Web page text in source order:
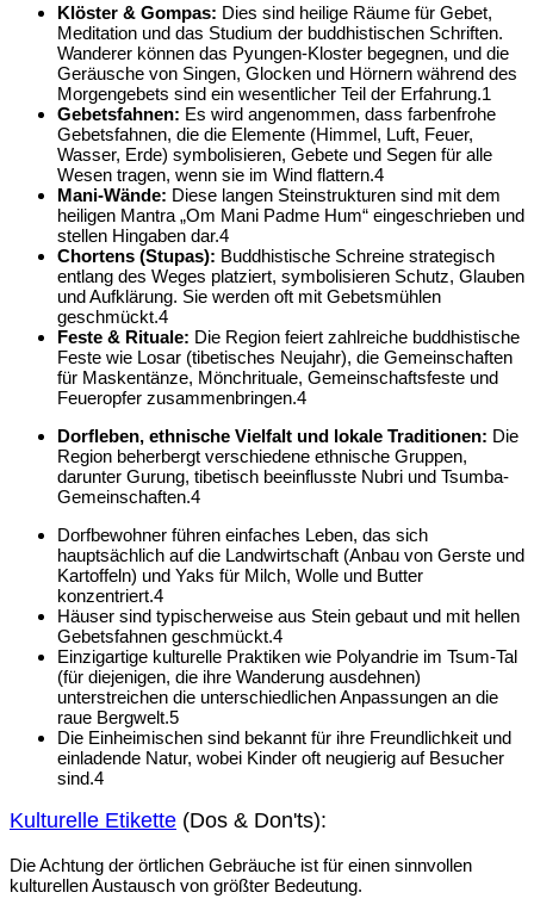
Klöster & Gompas: Dies sind heilige Räume für Gebet,
Meditation und das Studium der buddhistischen Schriften.
Wanderer können das Pyungen-Kloster begegnen, und die
Geräusche von Singen, Glocken und Hörnern während des
Morgengebets sind ein wesentlicher Teil der Erfahrung.1
Gebetsfahnen: Es wird angenommen, dass farbenfrohe
Gebetsfahnen, die die Elemente (Himmel, Luft, Feuer,
Wasser, Erde) symbolisieren, Gebete und Segen für alle
Wesen tragen, wenn sie im Wind flattern.4
Mani-Wände: Diese langen Steinstrukturen sind mit dem
heiligen Mantra „Om Mani Padme Hum“ eingeschrieben und
stellen Hingaben dar.4
Chortens (Stupas): Buddhistische Schreine strategisch
entlang des Weges platziert, symbolisieren Schutz, Glauben
und Aufklärung. Sie werden oft mit Gebetsmühlen
geschmückt.4
Feste & Rituale: Die Region feiert zahlreiche buddhistische
Feste wie Losar (tibetisches Neujahr), die Gemeinschaften
für Maskentänze, Mönchrituale, Gemeinschaftsfeste und
Feueropfer zusammenbringen.4
Dorfleben, ethnische Vielfalt und lokale Traditionen: Die
Region beherbergt verschiedene ethnische Gruppen,
darunter Gurung, tibetisch beeinflusste Nubri und Tsumba-
Gemeinschaften.4
Dorfbewohner führen einfaches Leben, das sich
hauptsächlich auf die Landwirtschaft (Anbau von Gerste und
Kartoffeln) und Yaks für Milch, Wolle und Butter
konzentriert.4
Häuser sind typischerweise aus Stein gebaut und mit hellen
Gebetsfahnen geschmückt.4
Einzigartige kulturelle Praktiken wie Polyandrie im Tsum-Tal
(für diejenigen, die ihre Wanderung ausdehnen)
unterstreichen die unterschiedlichen Anpassungen an die
raue Bergwelt.5
Die Einheimischen sind bekannt für ihre Freundlichkeit und
einladende Natur, wobei Kinder oft neugierig auf Besucher
sind.4
Kulturelle Etikette (Dos & Don'ts):
Die Achtung der örtlichen Gebräuche ist für einen sinnvollen
kulturellen Austausch von größter Bedeutung.